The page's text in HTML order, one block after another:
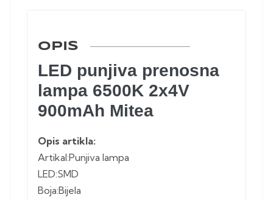
OPIS
LED punjiva prenosna
lampa 6500K 2x4V
900mAh Mitea
Opis artikla:
Artikal:Punjiva lampa
LED:SMD
Boja:Bijela